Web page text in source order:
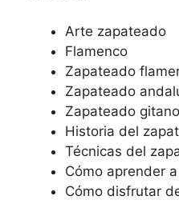
Arte zapateado
Flamenco
Zapateado
Zapateado
Zapateado gitano
Historia del
Técnicas del
Cómo aprender
Cómo disfrutar